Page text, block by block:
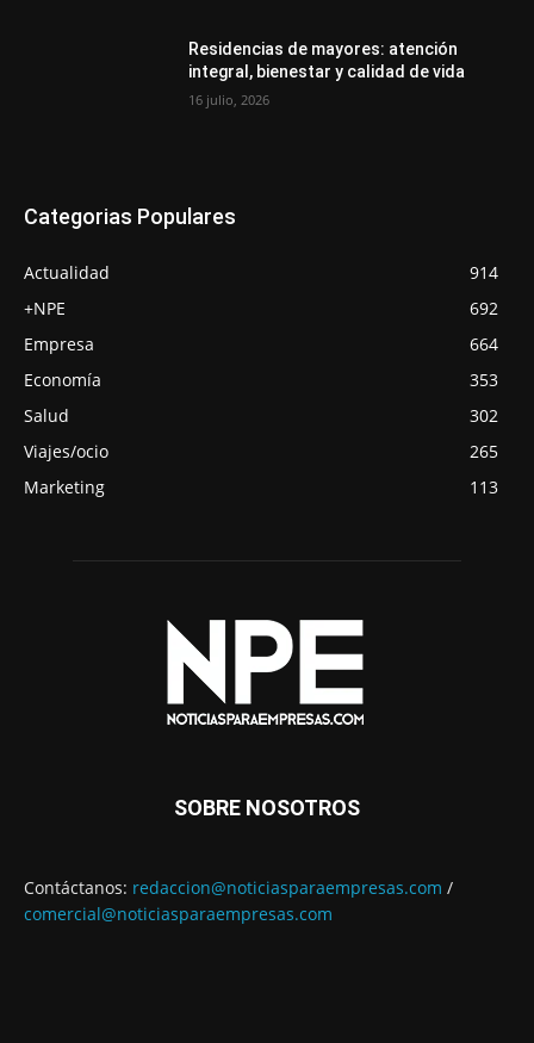
Residencias de mayores: atención
integral, bienestar y calidad de vida
16 julio, 2026
Categorias Populares
Actualidad
914
+NPE
692
Empresa
664
Economía
353
Salud
302
Viajes/ocio
265
Marketing
113
SOBRE NOSOTROS
Contáctanos: redaccion@noticiasparaempresas.com /
comercial@noticiasparaempresas.com